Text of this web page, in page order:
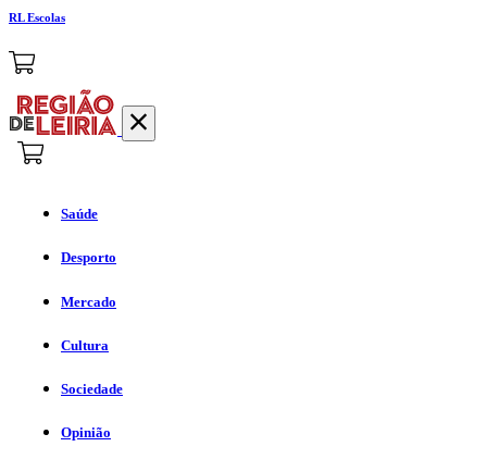
RL Escolas
Saúde
Desporto
Mercado
Cultura
Sociedade
Opinião